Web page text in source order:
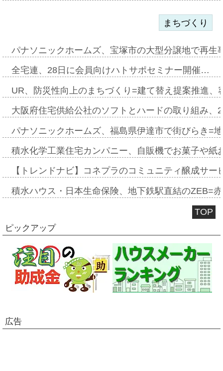
まちづくり
パナソニックホームズ、宝塚市の大型分譲地で再
全宅連、28日に会員向けハトサポセミナー開催…
UR、防災性向上のまちづくり=建て替え提案推進
大阪府住宅供給公社のソフトとハードの取り組み
パナソニックホームズ、福島県伊達市で街びらき=
積水化学工業住宅カンパニー、自販機でお菓子や
【トレンドナビ】コネプラのコミュニティ醸成サ
積水ハウス・日本生命保険、地下鉄駅直結のZEB=
TOP
ピックアップ
広告